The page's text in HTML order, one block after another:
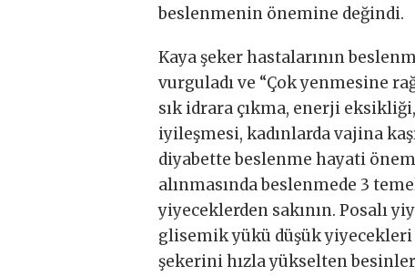
beslenmenin önemine değindi.
Kaya şeker hastalarının
vurguladı ve “Çok yenmesine
sık idrara çıkma, enerji
iyileşmesi, kadınlarda vajina
diyabette beslenme hayati
alınmasında beslenmede 3
yiyeceklerden sakının. Posalı
glisemik yükü düşük
şekerini hızla yükselten